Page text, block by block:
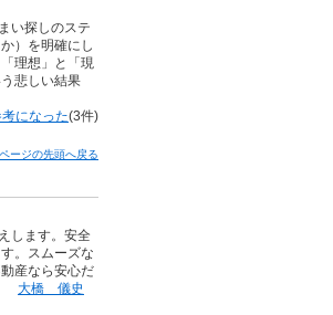
い探しのステ
）を明確にし
理想」と「現
悲しい結果
になった(3件)
ページの先頭へ戻る
します。安全
。スムーズな
産なら安心だ
大橋 儀史